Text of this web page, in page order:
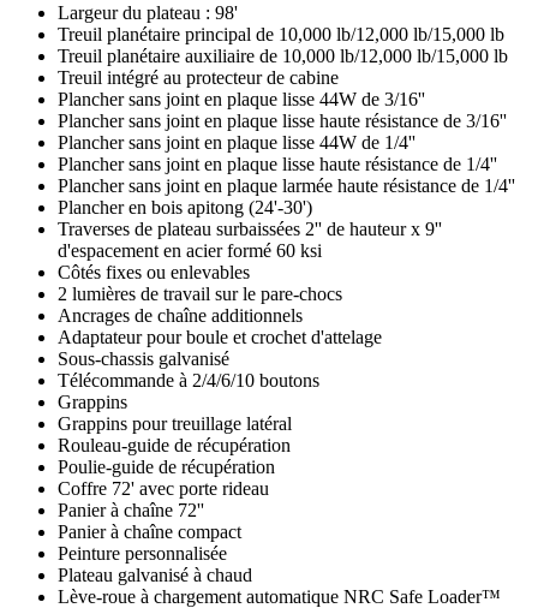
Largeur du plateau : 98'
Treuil planétaire principal de 10,000 lb/12,000 lb/15,000 lb
Treuil planétaire auxiliaire de 10,000 lb/12,000 lb/15,000 lb
Treuil intégré au protecteur de cabine
Plancher sans joint en plaque lisse 44W de 3/16''
Plancher sans joint en plaque lisse haute résistance de 3/16''
Plancher sans joint en plaque lisse 44W de 1/4''
Plancher sans joint en plaque lisse haute résistance de 1/4''
Plancher sans joint en plaque larmée haute résistance de 1/4''
Plancher en bois apitong (24'-30')
Traverses de plateau surbaissées 2'' de hauteur x 9''
d'espacement en acier formé 60 ksi
Côtés fixes ou enlevables
2 lumières de travail sur le pare-chocs
Ancrages de chaîne additionnels
Adaptateur pour boule et crochet d'attelage
Sous-chassis galvanisé
Télécommande à 2/4/6/10 boutons
Grappins
Grappins pour treuillage latéral
Rouleau-guide de récupération
Poulie-guide de récupération
Coffre 72' avec porte rideau
Panier à chaîne 72''
Panier à chaîne compact
Peinture personnalisée
Plateau galvanisé à chaud
Lève-roue à chargement automatique NRC Safe Loader™